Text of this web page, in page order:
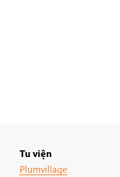
Tu viện
Plumvillage